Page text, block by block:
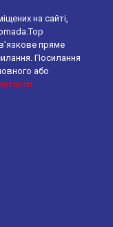
на сайті,
пряме
Посилання
або